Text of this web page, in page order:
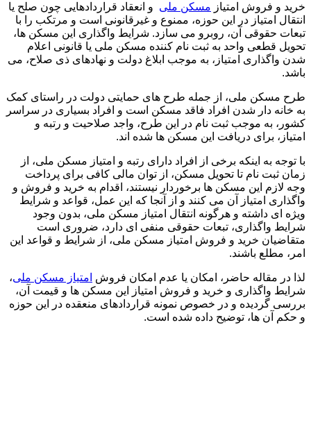
خرید و فروش امتیاز مسکن ملی و انعقاد قراردادهایی چون صلح یا
انتقال امتیاز در این حوزه، ممنوع و غیرقانونی است و مرتکب را با
تبعات حقوقی آن، روبرو می سازد. شرایط واگذاری این مسکن ها،
تحویل قطعی واحد به ثبت نام کننده مسکن ملی یا قانونی اعلام
شدن واگذاری امتیاز، به موجب ابلاغ دولت و نهادهای ذی صلاح، می
باشد.
طرح مسکن ملی، از جمله طرح های حمایتی دولت در راستای کمک
به خانه دار شدن افراد فاقد مسکن است و افراد بسیاری در سراسر
کشور، به موجب ثبت نام در این طرح، واجد صلاحیت و رتبه و
امتیاز، برای دریافت این مسکن ها شده اند.
با توجه به اینکه برخی از افراد دارای رتبه و امتیاز مسکن ملی، از
زمان ثبت نام تا تحویل مسکن، از توان مالی کافی برای پرداخت
وجه لازم این مسکن ها برخوردار نیستند، اقدام به خرید و فروش و
واگذاری امتیاز آن می کنند و از آنجا که این عمل، قواعد و شرایط
ویژه ای داشته و هرگونه انتقال امتیاز مسکن ملی، بدون وجود
شرایط واگذاری، تبعات حقوقی منفی ای دارد، ضروری است
متقاضیان خرید و فروش امتیاز مسکن ملی، از شرایط و قواعد این
امر، مطلع باشند.
لذا در مقاله حاضر، امکان یا عدم امکان فروش امتیاز مسکن ملی،
شرایط واگذاری و خرید و فروش امتیاز این مسکن ها و قیمت آن،
بررسی گردیده و در خصوص نمونه قراردادهای منعقده در این حوزه
و حکم آن ها، توضیح داده شده است.